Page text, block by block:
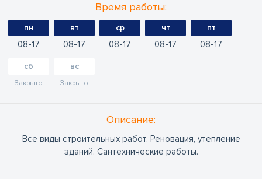
Время работы:
пн
08 17
вт
08 17
ср
08 17
чт
08 17
пт
08 17
сб
Закрыто
вс
Закрыто
Oписание:
Все виды строительных работ. Реновация, утепление
зданий. Сантехнические работы.